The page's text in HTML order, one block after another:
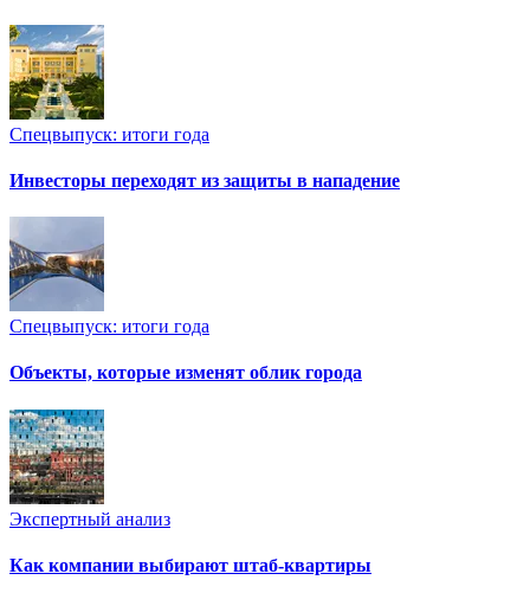
Спецвыпуск: итоги года
Инвесторы переходят из защиты в нападение
Спецвыпуск: итоги года
Объекты, которые изменят облик города
Экспертный анализ
Как компании выбирают штаб-квартиры